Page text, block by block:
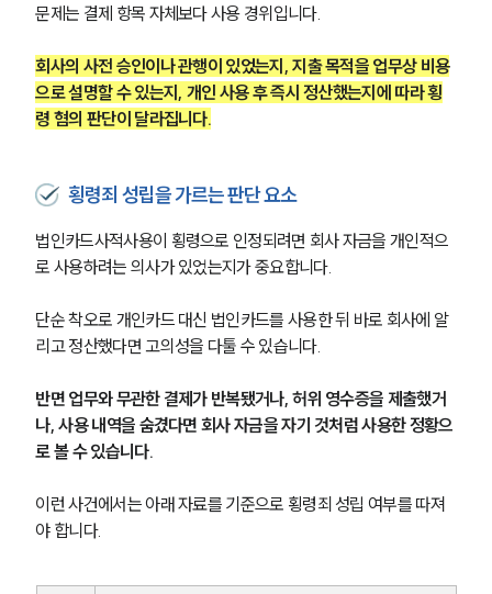
문제는 결제 항목 자체보다 사용 경위입니다.
회사의 사전 승인이나 관행이 있었는지, 지출 목적을 업무상 비용
으로 설명할 수 있는지, 개인 사용 후 즉시 정산했는지에 따라 횡
령 혐의 판단이 달라집니다.
횡령죄 성립을 가르는 판단 요소
법인카드사적사용이 횡령으로 인정되려면 회사 자금을 개인적으
로 사용하려는 의사가 있었는지가 중요합니다.
단순 착오로 개인카드 대신 법인카드를 사용한 뒤 바로 회사에 알
리고 정산했다면 고의성을 다툴 수 있습니다.
반면 업무와 무관한 결제가 반복됐거나, 허위 영수증을 제출했거
나, 사용 내역을 숨겼다면 회사 자금을 자기 것처럼 사용한 정황으
로 볼 수 있습니다.
이런 사건에서는 아래 자료를 기준으로 횡령죄 성립 여부를 따져
야 합니다.